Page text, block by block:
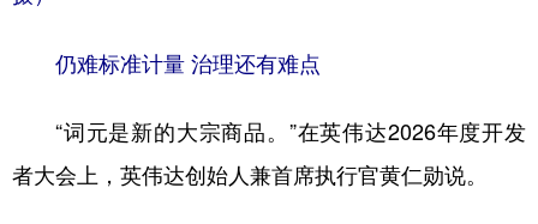
仍难标准计量 治理还有难点
“词元是新的大宗商品。”在英伟达2026年度开发
者大会上，英伟达创始人兼首席执行官黄仁勋说。